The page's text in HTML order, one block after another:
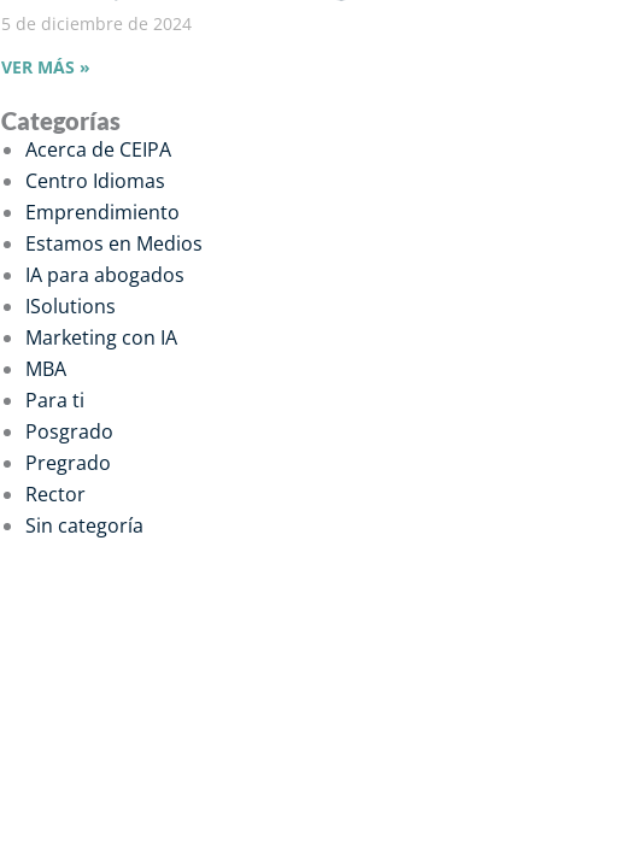
5 de diciembre de 2024
VER MÁS »
Categorías
Acerca de CEIPA
Centro Idiomas
Emprendimiento
Estamos en Medios
IA para abogados
ISolutions
Marketing con IA
MBA
Para ti
Posgrado
Pregrado
Rector
Sin categoría